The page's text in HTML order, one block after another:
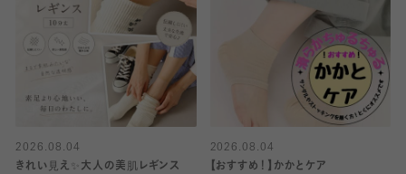
2026.08.04
きれい見え✨大人の美肌レギンス
2026.08.04
【おすすめ！】かかとケア